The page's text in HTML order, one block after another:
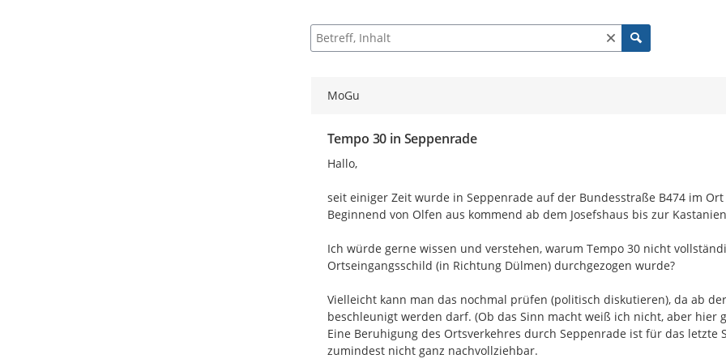
Suche nach Beiträgen und Kommentaren
MoGu
Tempo 30 in Seppenrade
Hallo,
seit einiger Zeit wurde in Seppenrade auf der Bundesstraße B474 im
Beginnend von Olfen aus kommend ab dem Josefshaus bis zur
Ich würde gerne wissen und verstehen, warum Tempo 30 nicht
Ortseingangsschild (in Richtung Dülmen) durchgezogen wurde?
Vielleicht kann man das nochmal prüfen (politisch diskutieren), da ab
beschleunigt werden darf. (Ob das Sinn macht weiß ich nicht, aber hier
Eine Beruhigung des Ortsverkehres durch Seppenrade ist für das
zumindest nicht ganz nachvollziehbar.